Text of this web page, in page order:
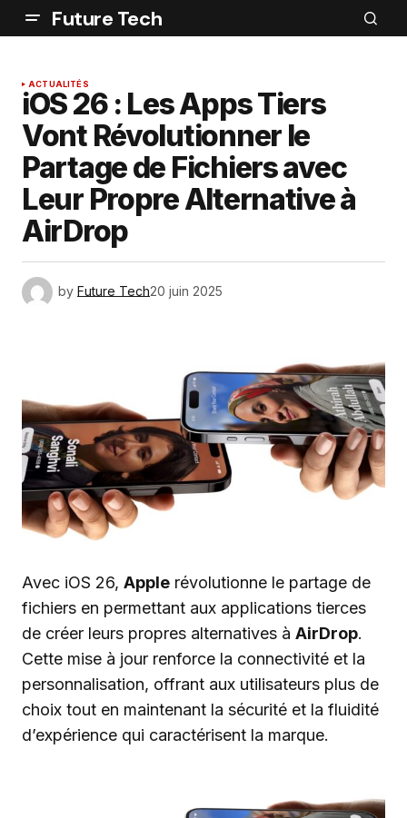
Future Tech
ACTUALITÉS
iOS 26 : Les Apps Tiers
Vont Révolutionner le
Partage de Fichiers avec
Leur Propre Alternative à
AirDrop
by Future Tech20 juin 2025
Avec iOS 26, Apple révolutionne le partage de
fichiers en permettant aux applications tierces
de créer leurs propres alternatives à AirDrop.
Cette mise à jour renforce la connectivité et la
personnalisation, offrant aux utilisateurs plus de
choix tout en maintenant la sécurité et la fluidité
d’expérience qui caractérisent la marque.